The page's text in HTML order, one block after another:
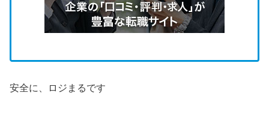
安全に、ロジまるです